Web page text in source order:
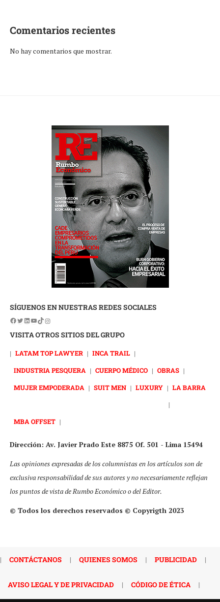
Comentarios recientes
No hay comentarios que mostrar.
SÍGUENOS EN NUESTRAS REDES SOCIALES
VISITA OTROS SITIOS DEL GRUPO
| LATAM TOP LAWYER | INCA TRAIL |
INDUSTRIA PESQUERA | CUERPO MÉDICO | OBRAS |
MUJER EMPODERADA | SUIT MEN | LUXURY | LA BARRA
|
MBA OFFSET |
Dirección: Av. Javier Prado Este 8875 Of. 501 - Lima 15494
Las opiniones expresadas de los columnistas en los artículos son de
exclusiva responsabilidad de sus autores y no necesariamente reflejan
los puntos de vista de Rumbo Económico o del Editor.
© Todos los derechos reservados © Copyrigth 2023
| CONTÁCTANOS | QUIENES SOMOS | PUBLICIDAD |
AVISO LEGAL Y DE PRIVACIDAD | CÓDIGO DE ÉTICA |